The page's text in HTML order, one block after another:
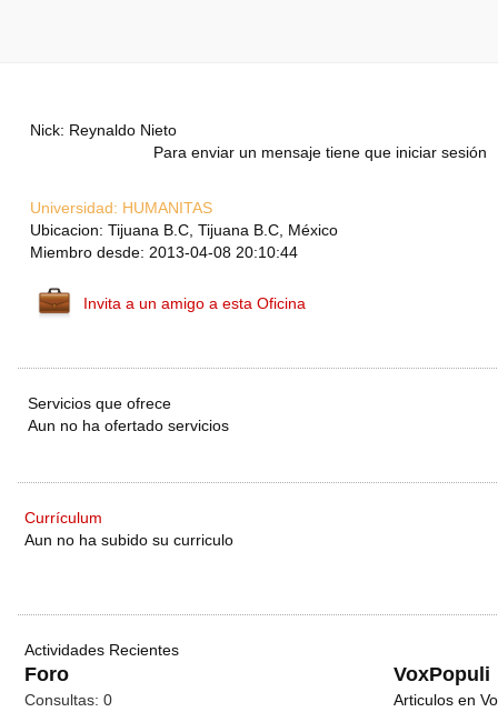
Nick: Reynaldo Nieto
Para enviar un mensaje tiene que iniciar sesión
Universidad: HUMANITAS
Ubicacion: Tijuana B.C, Tijuana B.C, México
Miembro desde: 2013-04-08 20:10:44
Invita a un amigo a esta Oficina
Servicios que ofrece
Aun no ha ofertado servicios
Currículum
Aun no ha subido su curriculo
Actividades Recientes
Foro VoxPopuli
Consultas: 0
Articulos en